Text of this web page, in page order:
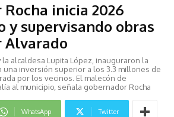
inicia 2026
y supervisando obras
Alvarado
la alcaldesa Lupita López, inauguraron la
una inversión superior a los 3.3 millones de
por los vecinos. El malecón de
al municipio, señala gobernador Rocha
WhatsApp Twitter